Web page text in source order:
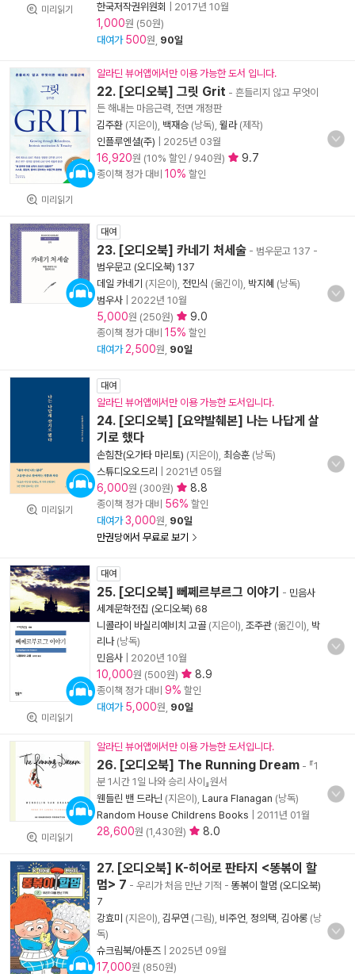
미리읽기
한국저작권위원회
2017년 10월
1,000원 (50원)
대여가 500원, 90일
미리읽기
알라딘 뷰어앱에서만 이용 가능한 도서 입니다.
22. [오디오북] 그릿 Grit - 흔들리지 않고 무엇이
든 해내는 마음근력, 전면 개정판
김주환 (지은이), 백재승 (낭독), 윌라(제작)
인플루엔셜(주)
2025년 03월
16,920원 (10% 할인 / 940원) 9.7
종이책 정가 대비 10% 할인
대여
23. [오디오북] 카네기 처세술 - 범우문고 137 -
범우문고 (오디오북) 137
데일 카네기 (지은이), 전민식 (옮긴이), 박지혜 (낭독)
범우사
2022년 10월
5,000원 (250원) 9.0
종이책 정가 대비 15% 할인
대여가 2,500원, 90일
미리읽기
대여
알라딘 뷰어앱에서만 이용 가능한 도서입니다.
24. [오디오북] [요약발췌본] 나는 나답게 살
기로 했다
손힘찬(오가타 마리토) (지은이), 최승훈 (낭독)
스튜디오오드리
2021년 05월
6,000원 (300원) 8.8
종이책 정가 대비 56% 할인
대여가 3,000원, 90일
만권당에서 무료로 보기
미리읽기
대여
25. [오디오북] 뻬쩨르부르그 이야기 - 민음사
세계문학전집 (오디오북) 68
니콜라이 바실리예비치 고골 (지은이), 조주관 (옮긴이), 박
리나(낭독)
민음사
2020년 10월
10,000원 (500원) 8.9
종이책 정가 대비 9% 할인
대여가 5,000원, 90일
미리읽기
알라딘 뷰어앱에서만 이용 가능한 도서입니다.
26. [오디오북] The Running Dream - 『1
분 1시간 1일 나와 승리 사이』원서
웬들린 밴 드라닌 (지은이), Laura Flanagan (낭독)
Random House Childrens Books
2011년 01월
28,600원 (1,430원) 8.0
27. [오디오북] K-히어로 판타지 <똥볶이 할
멈> 7 - 우리가 처음 만난 기적 - 똥볶이 할멈 (오디오북)
7
강효미 (지은이), 김무연 (그림), 비주언 정의택 김아롱 (낭
독)
슈크림북/아툰즈
2025년 09월
17,000원 (850원)